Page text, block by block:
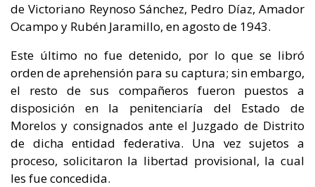
de Victoriano Reynoso Sánchez, Pedro Díaz, Amador
Ocampo y Rubén Jaramillo, en agosto de 1943.
Este último no fue detenido, por lo que se libró
orden de aprehensión para su captura; sin embargo,
el resto de sus compañeros fueron puestos a
disposición en la penitenciaría del Estado de
Morelos y consignados ante el Juzgado de Distrito
de dicha entidad federativa. Una vez sujetos a
proceso, solicitaron la libertad provisional, la cual
les fue concedida.